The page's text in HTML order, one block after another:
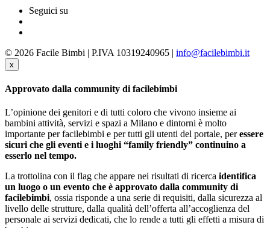
Seguici su
© 2026 Facile Bimbi | P.IVA 10319240965 | info@facilebimbi.it
x
Approvato dalla community di facilebimbi
L’opinione dei genitori e di tutti coloro che vivono insieme ai
bambini attività, servizi e spazi a Milano e dintorni è molto
importante per facilebimbi e per tutti gli utenti del portale, peressere
sicuri che gli eventi e i luoghi “family friendly” continuino a
esserlo nel tempo.
La trottolina con il flag che appare nei risultati di ricerca identifica
un luogo o un evento che è approvato dalla community di
facilebimbi, ossia risponde a una serie di requisiti, dalla sicurezza al
livello delle strutture, dalla qualità dell’offerta all’accoglienza del
personale ai servizi dedicati, che lo rende a tutti gli effetti a misura di